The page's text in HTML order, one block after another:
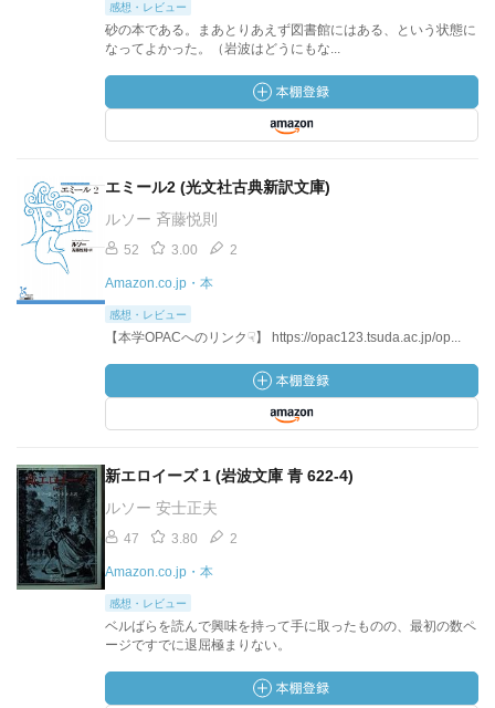
感想・レビュー
砂の本である。まあとりあえず図書館にはある、という状態に
なってよかった。（岩波はどうにもな...
エミール2 (光文社古典新訳文庫)
ルソー 斉藤悦則
52 3.00 2
Amazon.co.jp・本
感想・レビュー
【本学OPACへのリンク☟】 https://opac123.tsuda.ac.jp/op...
新エロイーズ 1 (岩波文庫 青 622-4)
ルソー 安士正夫
47 3.80 2
Amazon.co.jp・本
感想・レビュー
ベルばらを読んで興味を持って手に取ったものの、最初の数ペ
ージですでに退屈極まりない。